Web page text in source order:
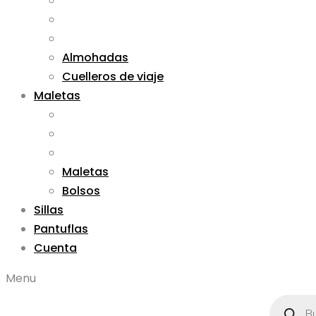
Almohadas
Cuelleros de viaje
Maletas
Maletas
Bolsos
Sillas
Pantuflas
Cuenta
Menu